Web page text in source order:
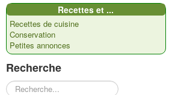
Recettes et ...
Recettes de cuisine
Conservation
Petites annonces
Recherche
Rechercher